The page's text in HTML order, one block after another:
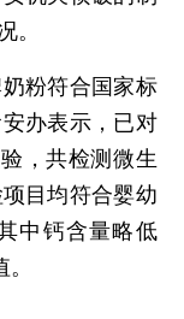
。
粉符合国家标
办表示，已对
，共检测微生
目均符合婴幼
中钙含量略低